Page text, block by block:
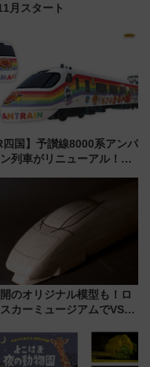
月スタート
四国】予讃線8000系アンパ
列車がリニューアル！内
のオリジナル模型も！ロ
カーミュージアムでVSE
スタート